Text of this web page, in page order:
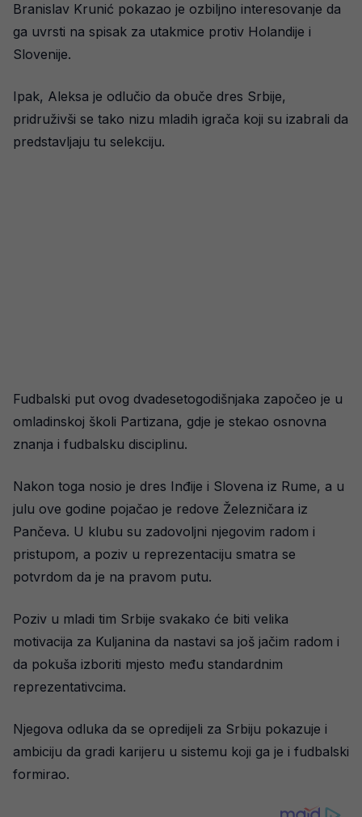
Branislav Krunić pokazao je ozbiljno interesovanje da
ga uvrsti na spisak za utakmice protiv Holandije i
Slovenije.
Ipak, Aleksa je odlučio da obuče dres Srbije,
pridruživši se tako nizu mladih igrača koji su izabrali da
predstavljaju tu selekciju.
Fudbalski put ovog dvadesetogodišnjaka započeo je u
omladinskoj školi Partizana, gdje je stekao osnovna
znanja i fudbalsku disciplinu.
Nakon toga nosio je dres Inđije i Slovena iz Rume, a u
julu ove godine pojačao je redove Železničara iz
Pančeva. U klubu su zadovoljni njegovim radom i
pristupom, a poziv u reprezentaciju smatra se
potvrdom da je na pravom putu.
Poziv u mladi tim Srbije svakako će biti velika
motivacija za Kuljanina da nastavi sa još jačim radom i
da pokuša izboriti mjesto među standardnim
reprezentativcima.
Njegova odluka da se opredijeli za Srbiju pokazuje i
ambiciju da gradi karijeru u sistemu koji ga je i fudbalski
formirao.